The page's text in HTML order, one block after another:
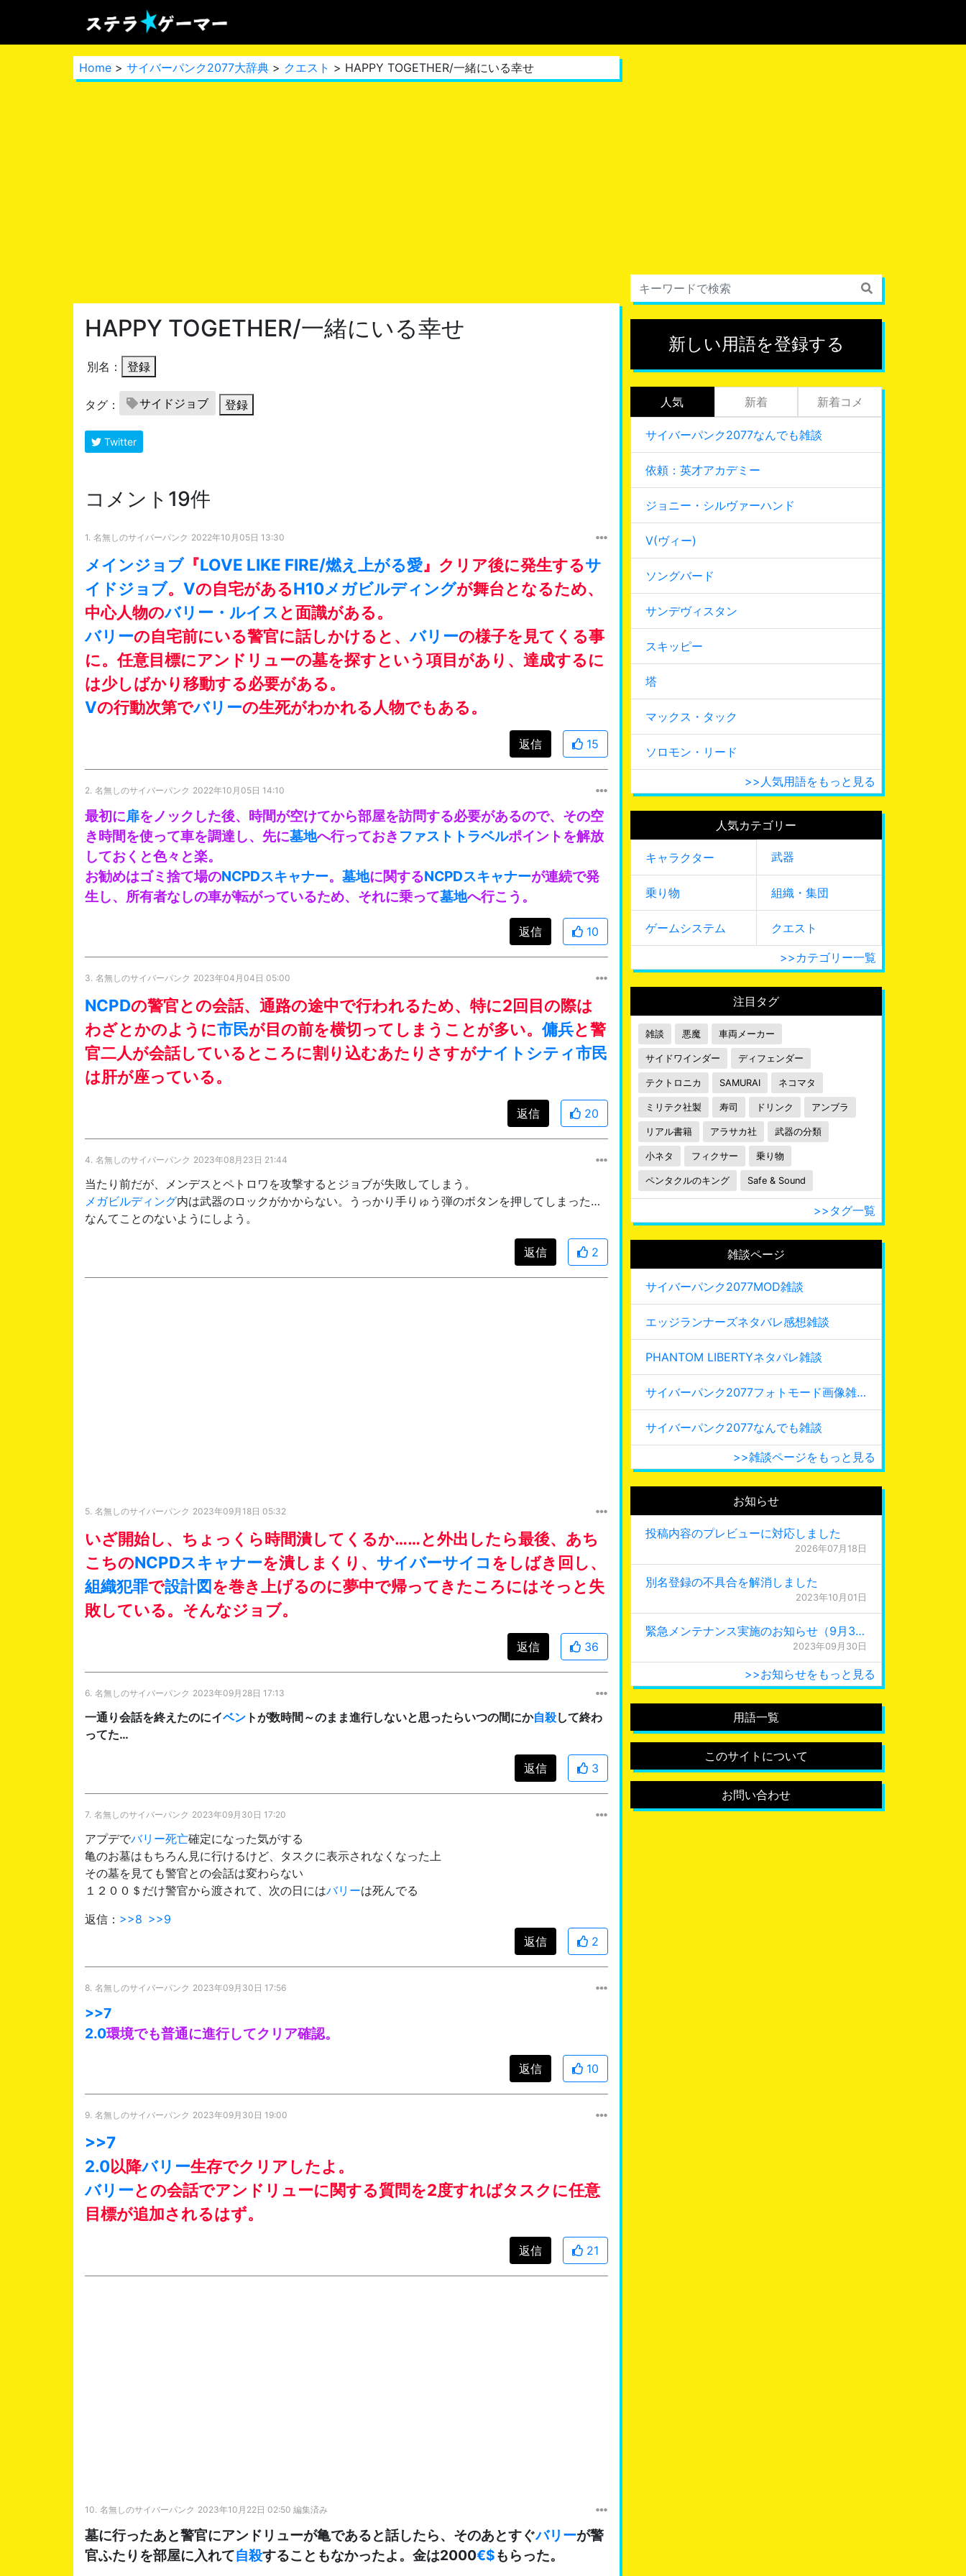
Home > サイバーパンク2077大辞典 > クエスト > HAPPY TOGETHER/一緒にいる幸せ
HAPPY TOGETHER/一緒にいる幸せ
別名： 登録
タグ： サイドジョブ 登録
Twitter
コメント19件
1. 名無しのサイバーパンク 2022年10月05日 13:30
メインジョブ『LOVE LIKE FIRE/燃え上がる愛』クリア後に発生するサ
イドジョブ。 Vの自宅があるH10メガビルディングが舞台となるため、
中心人物のバリー・ルイス と面識がある。
バリーの自宅前にいる警官に話しかけると、バリーの様子を見てくる事
に。任意目標にアンドリューの墓を探すという項目があり、達成するに
は少しばかり移動する必要がある。
Vの行動次第でバリーの生死がわかれる人物でもある。
返信 15
2. 名無しのサイバーパンク 2022年10月05日 14:10
最初に扉をノックした後、時間が空けてから部屋を訪問する必要があるので、その空
き時間を使って車を調達し、先に墓地へ行っておき ファストトラベルポイントを解放
しておくと色々と楽。
お勧めはゴミ捨て場のNCPDスキャナー。 墓地に関するNCPDスキャナーが連続で発
生し、所有者なしの車が転がっているため、それに乗って墓地へ行こう。
返信 10
3. 名無しのサイバーパンク 2023年04月04日 05:00
NCPDの警官との会話、通路の途中で行われるため、特に2回目の際は
わざとかのように市民が目の前を横切ってしまうことが多い。 傭兵と警
官二人が会話しているところに割り込むあたりさすがナイトシティ市民
は肝が座っている。
返信 20
4. 名無しのサイバーパンク 2023年08月23日 21:44
当たり前だが、メンデスとペトロワを攻撃するとジョブが失敗してしまう。
メガビルディング内は武器のロックがかからない。うっかり手りゅう弾のボタンを押してしまった…
なんてことのないようにしよう。
返信 2
5. 名無しのサイバーパンク 2023年09月18日 05:32
いざ開始し、ちょっくら時間潰してくるか……と外出したら最後、あち
こちのNCPDスキャナーを潰しまくり、 サイバーサイコ をしばき回し、
組織犯罪で設計図を巻き上げるのに夢中で帰ってきたころにはそっと失
敗している。そんなジョブ。
返信 36
6. 名無しのサイバーパンク 2023年09月28日 17:13
一通り会話を終えたのにイベン トが数時間～のまま進行しないと思ったらいつの間にか自殺して終わ
ってた…
返信 3
7. 名無しのサイバーパンク 2023年09月30日 17:20
アプデでバリー死亡確定になった気がする
亀のお墓はもちろん見に行けるけど、タスクに表示されなくなった上
その墓を見ても警官との会話は変わらない
１２００＄だけ警官から渡されて、次の日にはバリーは死んでる
返信： >>8 >>9
返信
2
8. 名無しのサイバーパンク 2023年09月30日 17:56
>>7
2.0環境でも普通に進行してクリア確認。
返信 10
9. 名無しのサイバーパンク 2023年09月30日 19:00
>>7
2.0以降バリー生存でクリアしたよ。
バリーとの会話でアンドリューに関する質問を2度すればタスクに任意
目標が追加されるはず。
返信 21
10. 名無しのサイバーパンク 2023年10月22日 02:50 編集済み
墓に行ったあと警官にアンドリューが亀であると話したら、そのあとすぐバリーが警
官ふたりを部屋に入れて自殺することもなかったよ。金は2000€$もらった。
新しい用語を登録する
人気 新着 新着コメ
サイバーパンク2077なんでも雑談
依頼：英才アカデミー
ジョニー・シルヴァーハンド
V(ヴィー)
ソングバード
サンデヴィスタン
スキッピー
塔
マックス・タック
ソロモン・リード
>>人気用語をもっと見る
人気カテゴリー
キャラクター 武器
乗り物 組織・集団
ゲームシステム クエスト
>>カテゴリー一覧
注目タグ
雑談 悪魔 車両メーカー
サイドワインダー ディフェンダー
テクトロニカ SAMURAI ネコマタ
ミリテク社製 寿司 ドリンク アンブラ
リアル書籍 アラサカ社 武器の分類
小ネタ フィクサー 乗り物
ペンタクルのキング Safe & Sound
>>タグ一覧
雑談ページ
サイバーパンク2077MOD雑談
エッジランナーズネタバレ感想雑談
PHANTOM LIBERTYネタバレ雑談
サイバーパンク2077フォトモード画像雑談
サイバーパンク2077なんでも雑談
>>雑談ページをもっと見る
お知らせ
投稿内容のプレビューに対応しました
2026年07月18日
別名登録の不具合を解消しました
2023年10月01日
緊急メンテナンス実施のお知らせ（9月30日 0:15更新）
2023年09月30日
>>お知らせをもっと見る
用語一覧
このサイトについて
お問い合わせ